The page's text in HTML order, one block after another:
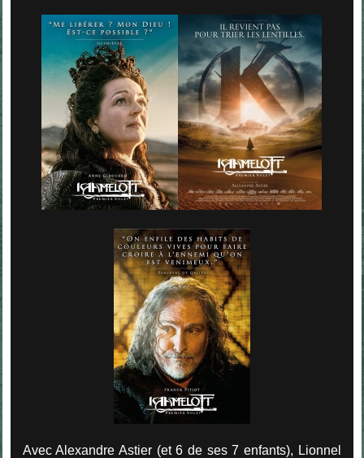
Avec Alexandre Astier (et 6 de ses 7 enfants), Lionnel